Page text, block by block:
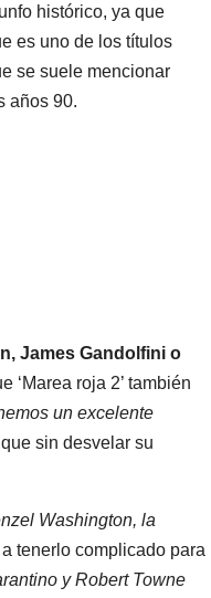
histórico, ya que
es uno de los títulos
se suele mencionar
años 90.
James Gandolfini o
‘Marea roja 2’ también
un excelente
sin desvelar su
Washington, la
tenerlo complicado para
y Robert Towne